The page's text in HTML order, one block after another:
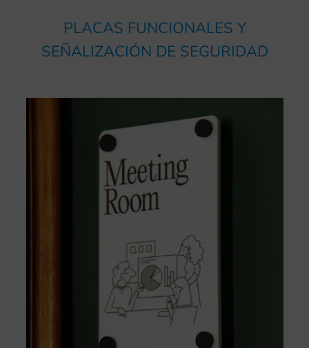
PLACAS FUNCIONALES Y
SEÑALIZACIÓN DE SEGURIDAD